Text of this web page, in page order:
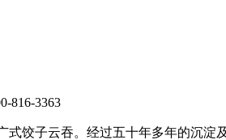
816-3363
式饺子云吞。经过五十年多年的沉